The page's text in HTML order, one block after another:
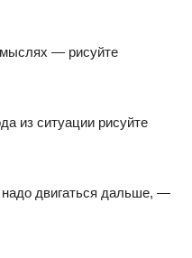
мыслях — рисуйте
из ситуации рисуйте
надо двигаться дальше, —